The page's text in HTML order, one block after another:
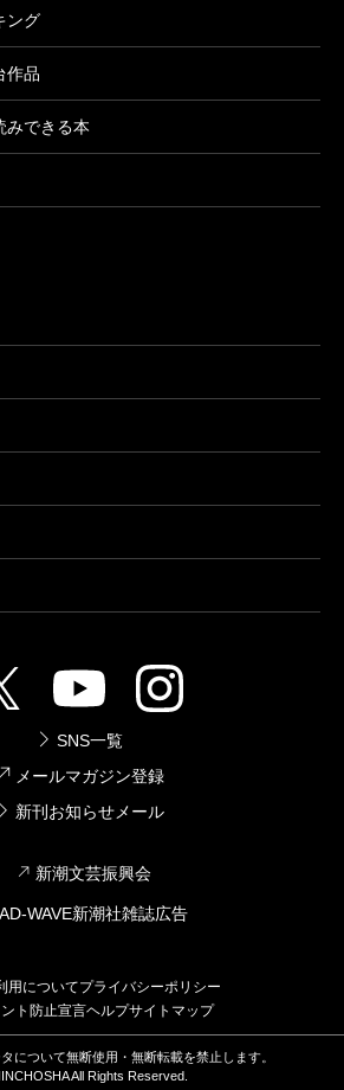
ング
作品
みできる本
SNS一覧
メールマガジン登録
新刊お知らせメール
新潮文芸振興会
AD-WAVE新潮社雑誌広告
用についてプライバシーポリシー
ト防止宣言ヘルプサイトマップ
について無断使用・無断転載を禁止します。
All Rights Reserved.